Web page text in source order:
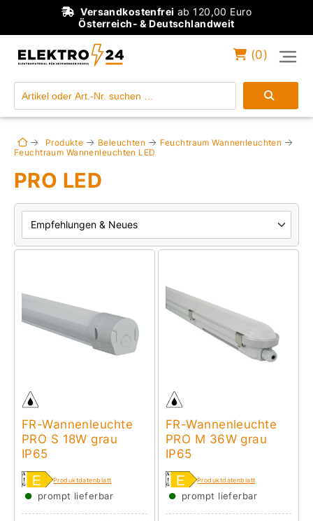
Versandkostenfrei ab 120,00 Euro
Österreich- & Deutschlandweit
Einloggen
(0)
Produkte Beleuchten
Feuchtraum Wannenleuchten
Feuchtraum Wannenleuchten LED
PRO LED
FR-Wannenleuchte
PRO S 18W grau
IP65
Produktdatenblatt
● prompt lieferbar
FR-Wannenleuchte
PRO M 36W grau
IP65
Produktdatenblatt
● prompt lieferbar